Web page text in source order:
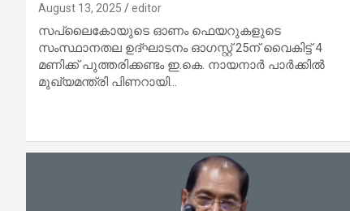
August 13, 2025 editor
സപ്ലൈകോയുടെ ഓണം ഫെയറുകളുടെ
സംസ്ഥാനതല ഉദ്ഘാടനം ഓഗസ്റ്റ് 25ന് വൈകിട്ട് 4
മണിക്ക് പുത്തരിക്കണ്ടം ഇ.കെ. നായനാർ പാർക്കിൽ
മുഖ്യമന്ത്രി പിണറായി…